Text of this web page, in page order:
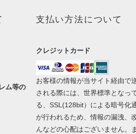
ム等の
支払い方法について
クレジットカード
お客様の情報が当サイト経由で
される際には、世界標準となっ
る、SSL(128bit）による暗号化
が行われるため、情報の漏洩、
んなどの心配はございません。ま